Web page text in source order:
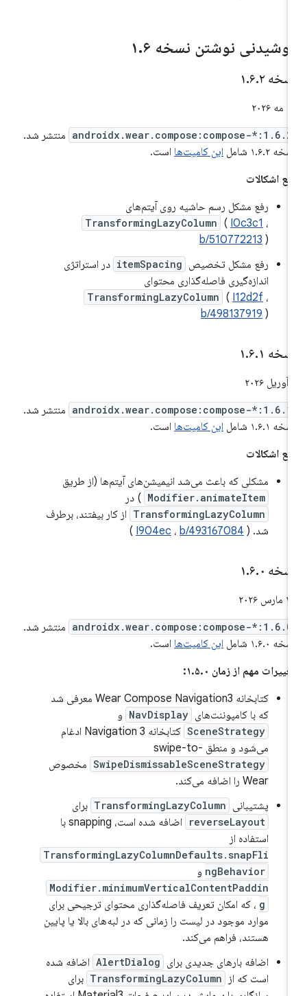
نوشتن نسخه ۱۶
۱ .۶.۲
androidx.wear.compose:compose-*:1.6.2 منتشر شد.
۱.۶.۲ شامل
این کامیت‌هااست.
اشکالات
رفع مشکل رسم حاشیه روی آیتم‌های
TransformingLazyColumn (I0c3c1
b/510772213
رفع مشکل تخصیص itemSpacing در استراتژی
اندازه‌گیری فاصله‌گذاری محتوای
TransformingLazyColumn (I12d2f
b/498137919
۱ .۶ .۱
androidx.wear.compose:compose-*:1.6.1 منتشر شد.
۱.۶.۱ شامل
این کامیت‌هااست.
اشکالات
مشکلی که باعث می‌شد انیمیشن‌های آیتم‌ها (از طریق
Modifier.animateItem ) در
TransformingLazyColumn از کار بیفتند، برطرف
شد. (
I904ec،b/493167084
)
۱ .۶.۰
androidx.wear.compose:compose-*:1.6.0 منتشر شد.
۱.۶.۰ شامل
این کامیت‌هااست.
مهم از زمان ۱.۵.۰:
کتابخانه Wear Compose Navigation3 معرفی شد
که با کامپوننت‌های NavDisplay و
SceneStrategy
کتابخانه Navigation 3 ادغام
می‌شود و منطق swipe-to-
SwipeDismissableSceneStrategy مخصوص
Wear را اضافه می‌کند.
پشتیبانی TransformingLazyColumn برای
reverseLayout
اضافه شده است، snapping با
استفاده از
TransformingLazyColumnDefaults.snapFli
ngBehaviorو
Modifier.minimumVerticalContentPaddin
، که امکان تعریف فاصله‌گذاری محتوای ترجیحی برای
موارد موجود در لیست را زمانی که در لبه‌های بالا یا پایین
هستند، فراهم می‌کند.
اضافه بارهای جدیدی برای AlertDialog اضافه شده
است که از TransformingLazyColumn برای